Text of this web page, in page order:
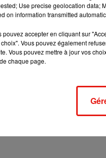
du dépôt de cookies
votre accord en cliquant
Afficher l'élément
redescendu, avant
Use precise geolocation data;
on information transmitted
pouvez accepter en cliquant sur
Vous pouvez également
Vous pouvez mettre à jour vos
chaque page.